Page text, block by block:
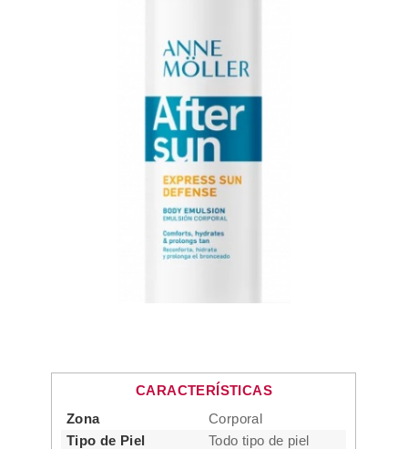
CARACTERÍSTICAS
Zona
Corporal
Tipo de Piel
Todo tipo de piel